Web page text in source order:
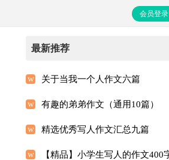
会员登录
最新推荐
关于当我一个人作文六篇
有趣的弟弟作文（通用10篇）
精选优秀写人作文汇总九篇